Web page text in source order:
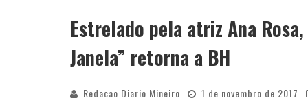
Estrelado pela atriz Ana
Janela” retorna a BH
Redacao Diario Mineiro 1 de novembro de 2017